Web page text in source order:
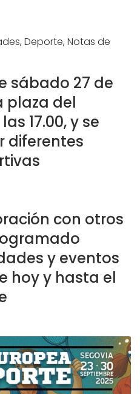
Deporte, Notas de
sábado 27 de
plaza del
17.00, y se
diferentes
con otros
y eventos
hoy y hasta el